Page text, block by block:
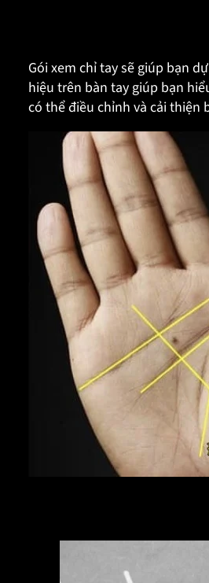
Gói xem chỉ tay sẽ giúp bạn
hiệu trên bàn tay giúp bạn
có thể điều chỉnh và cải thiện